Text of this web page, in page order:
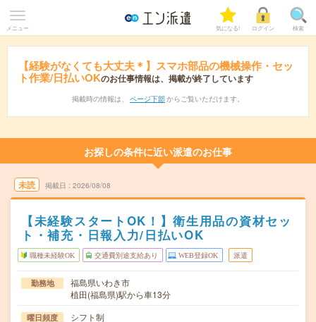
メニュー 気になる! ログイン 検索
【経験がなくても大丈夫＊】スマホ部品の機械操作・セッ
ト作業/日払いOKのお仕事情報は、掲載が終了しています
掲載時の情報は、 ページ下部 からご覧いただけます。
お探しの条件に近い派遣のお仕事
未読 掲載日 2026/08/08
【未経験スタートOK！】衛生用品の資材セッ
ト・補充・日報入力/日払いOK
職種未経験OK 交通費別途支給あり WEB登録OK 派遣
勤務地
福島県いわき市
植田(福島県)駅から車13分
曜日頻度 シフト制